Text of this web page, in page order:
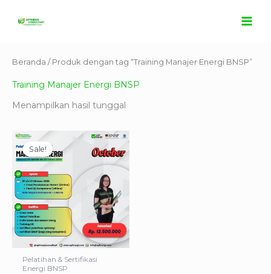
Beranda / Produk dengan tag “Training Manajer Energi BNSP”
Training Manajer Energi BNSP
Menampilkan hasil tunggal
Sale!
Pelatihan & Sertifikasi
Energi BNSP
Harga
adalah:
Rp15.500.000.
Harga
adalah:
Rp13.500.000.